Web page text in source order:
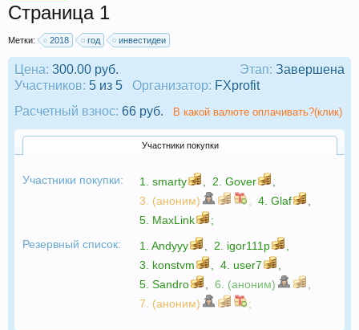
Страница 1
Метки: 2018 год инвестидеи
Этап: Завершена
Цена: 300.00 руб.
Участников: 5 из 5 Организатор: FXprofit
Расчетный взнос: 66 руб. В какой валюте оплачивать?(клик)
Участники покупки
Участники покупки: 1. smarty 2. Gover
3. (аноним)
4. Glaf
5. MaxLink
;
Резервный список:
1. Andyyy 2. igor111p
3. konstvm 4. user7
5. Sandro 6. (аноним)
7. (аноним)
;